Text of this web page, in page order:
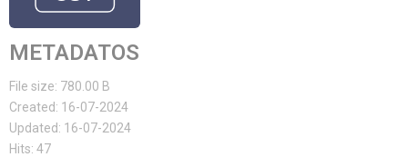
METADATOS
File size: 780.00 B
Created: 16-07-2024
Updated: 16-07-2024
Hits: 47